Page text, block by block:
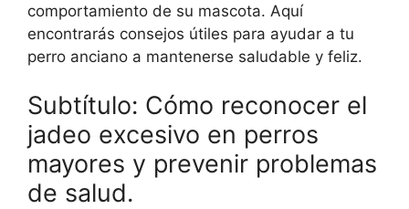
comportamiento de su mascota. Aquí
encontrarás consejos útiles para ayudar a tu
perro anciano a mantenerse saludable y feliz.
Subtítulo: Cómo reconocer el
jadeo excesivo en perros
mayores y prevenir problemas
de salud.